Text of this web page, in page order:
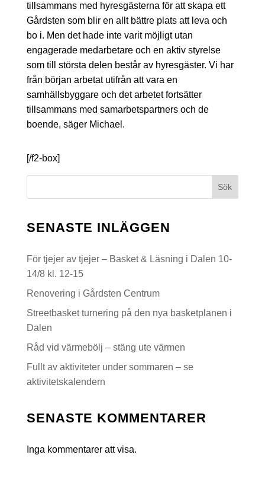
tillsammans med hyresgästerna för att skapa ett
Gårdsten som blir en allt bättre plats att leva och
bo i. Men det hade inte varit möjligt utan
engagerade medarbetare och en aktiv styrelse
som till största delen består av hyresgäster. Vi har
från början arbetat utifrån att vara en
samhällsbyggare och det arbetet fortsätter
tillsammans med samarbetspartners och de
boende, säger Michael.
[/f2-box]
Sök
SENASTE INLÄGGEN
För tjejer av tjejer – Basket & Läsning i Dalen 10-
14/8 kl. 12-15
Renovering i Gårdsten Centrum
Streetbasket turnering på den nya basketplanen i
Dalen
Råd vid värmebölj – stäng ute värmen
Fullt av aktiviteter under sommaren – se
aktivitetskalendern
SENASTE KOMMENTARER
Inga kommentarer att visa.